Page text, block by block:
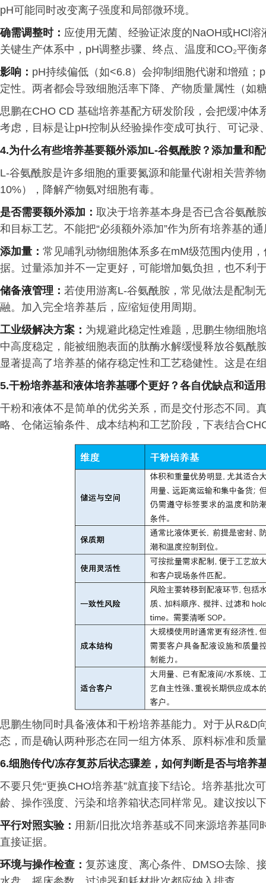
pH可能同时改变离子强度和局部微环境。
确需调整时： 应使用无菌、经验证浓度的NaOH或HCl
关键生产体系中，pH调整步骤、终点、温度和CO₂平衡
影响： pH持续偏低（如<6.8）会抑制细胞代谢和增殖
定性。两者都会导致细胞活率下降、产物质量属性（如
思鹏在CHO CD 基础培养基配方研发阶段，会把缓冲
考虑，目标是让pH控制从经验操作变成可执行、可记录
4.为什么有些培养基要额外添加L-谷氨酰胺？添加量和
L-谷氨酰胺是许多细胞的重要氮源和能量代谢相关营养
10%），降解产物氨对细胞有毒。
是否需要额外添加： 取决于培养基本身是否已含谷氨酰
和目标工艺。不能把“必须额外添加”作为所有培养基的
添加量： 常见哺乳动物细胞体系多在mM级范围内使用
据。过量添加并不一定更好，可能增加氨负担，也不利
储备液管理： 若使用游离L-谷氨酰胺，常见做法是配制
融。加入完全培养基后，应缩短使用周期。
工业级解决方案： 为规避此稳定性难题，思鹏生物细胞
中高度稳定，能被细胞表面的肽酶水解缓慢释放谷氨酰
显著提高了培养基的储存稳定性和工艺稳健性。这是在
5.干粉培养基和液体培养基哪个更好？各自优缺点和适
干粉和液体不是简单的优劣关系，而是交付形态不同。
略、仓储运输条件、成本结构和工艺阶段，下表结合
思鹏生物同时具备液体和干粉培养基能力。对于从R&D
态，而是确认两种形态在同一组方体系、原料标准和质
6.细胞传代/冻存复苏后状态骤差，如何判断是否与培养
不要只凭“更换CHO培养基”就直接下结论。培养基批次
龄、操作强度、污染和培养箱状态同样常见。建议按以
平行对照实验： 用新/旧批次培养基或不同来源培养基
直接证据。
环境与操作检查： 复苏速度、离心条件、DMSO去除、